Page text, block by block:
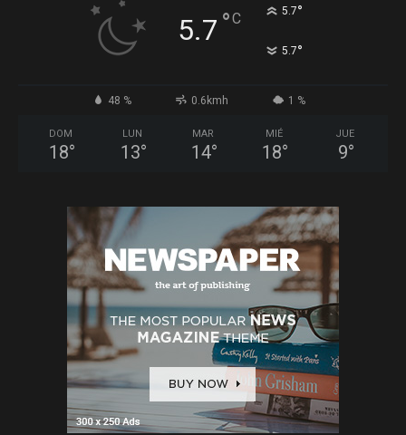
5.7 °C 5.7°
5.7°
48 % 0.6kmh 1 %
DOM
18°
LUN
13°
MAR
14°
MIÉ
18°
JUE
9°